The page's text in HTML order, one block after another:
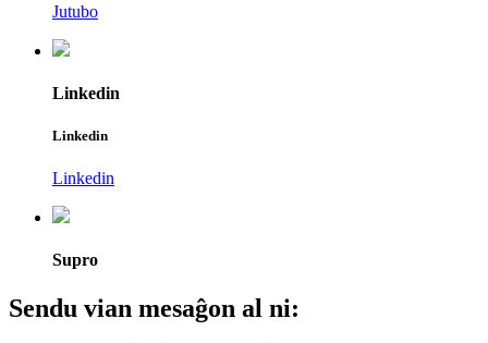
Jutubo
Linkedin
Linkedin
Linkedin
Supro
Sendu vian mesaĝon al ni: